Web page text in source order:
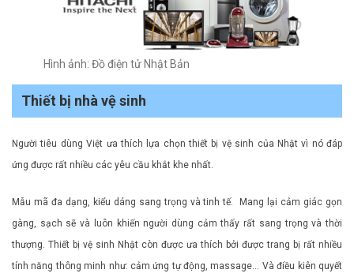
Hình ảnh: Đồ điện tử Nhật Bản
Thiết bị nhà vệ sinh
Người tiêu dùng Việt ưa thích lựa chọn thiết bị vệ sinh của Nhật vì nó đáp
ứng được rất nhiều các yêu cầu khắt khe nhất.
Mẫu mã đa dạng, kiểu dáng sang trọng và tinh tế. Mang lại cảm giác gọn
gàng, sạch sẽ và luôn khiến người dùng cảm thấy rất sang trọng và thời
thượng. Thiết bị vệ sinh Nhật còn được ưa thích bởi được trang bị rất nhiều
tính năng thông minh như: cảm ứng tự động, massage… Và điều kiên quyết